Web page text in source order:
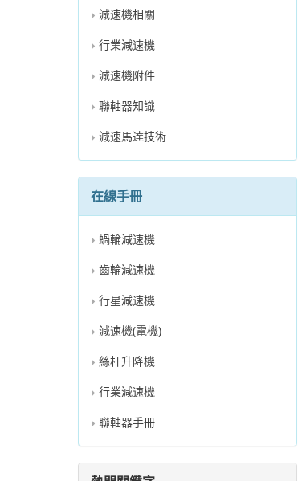
減速機相關
行業減速機
減速機附件
聯軸器知識
減速馬達技術
在線手冊
蝸輪減速機
齒輪減速機
行星減速機
減速機(電機)
絲杆升降機
行業減速機
聯軸器手冊